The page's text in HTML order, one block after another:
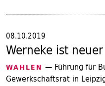
08.10.2019
Werneke ist
WAHLEN — Führung für
Gewerkschaftsrat in